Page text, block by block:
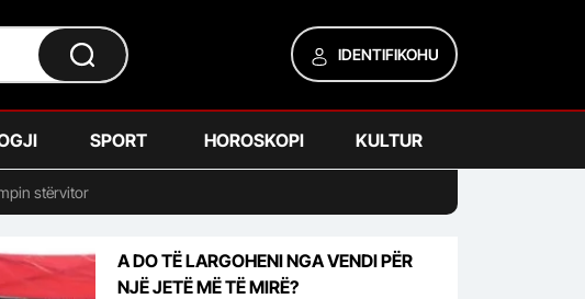
IDENTIFIKOHU
SPORT HOROSKOPI KULTUR
stërvitor
A DO TË LARGOHENI NGA VENDI PËR
NJË JETË MË TË MIRË?